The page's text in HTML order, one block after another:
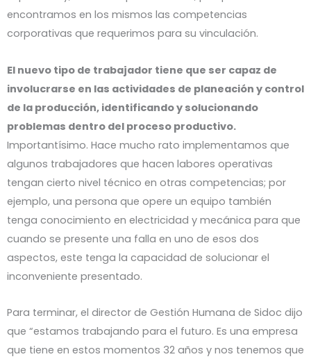
encontramos en los mismos las competencias
corporativas que requerimos para su vinculación.
El nuevo tipo de trabajador tiene que ser capaz de
involucrarse en las actividades de planeación y control
de la producción, identificando y solucionando
problemas dentro del proceso productivo.
Importantísimo. Hace mucho rato implementamos que
algunos trabajadores que hacen labores operativas
tengan cierto nivel técnico en otras competencias; por
ejemplo, una persona que opere un equipo también
tenga conocimiento en electricidad y mecánica para que
cuando se presente una falla en uno de esos dos
aspectos, este tenga la capacidad de solucionar el
inconveniente presentado.
Para terminar, el director de Gestión Humana de Sidoc dijo
que “estamos trabajando para el futuro. Es una empresa
que tiene en estos momentos 32 años y nos tenemos que